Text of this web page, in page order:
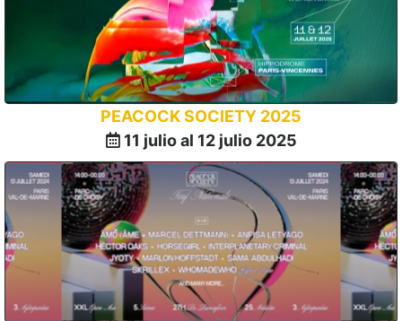
PEACOCK SOCIETY 2025
11 julio al 12 julio 2025